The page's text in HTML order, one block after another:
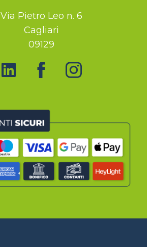
Via Pietro Leo n. 6
Cagliari
09129